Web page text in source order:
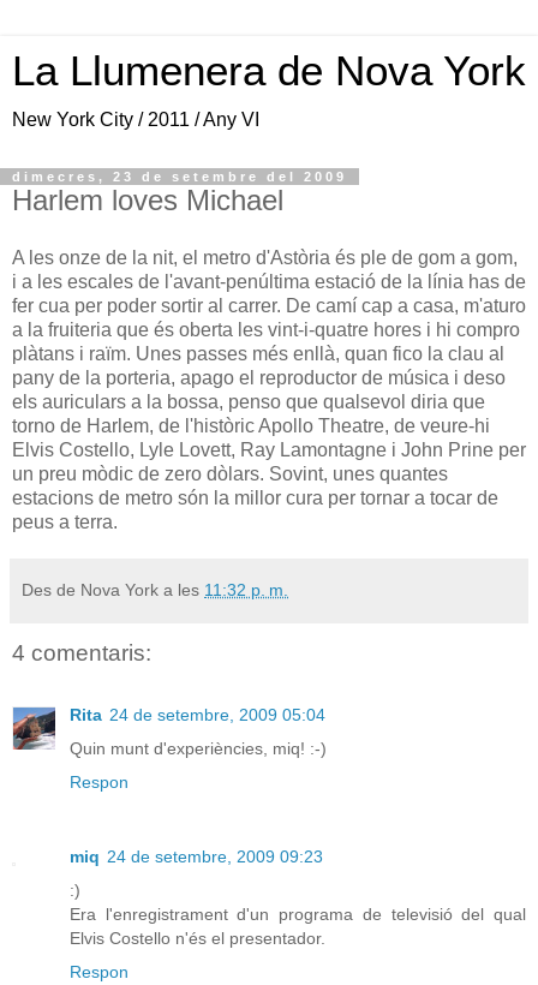
La Llumenera de Nova York
New York City / 2011 / Any VI
dimecres, 23 de setembre del 2009
Harlem loves Michael
A les onze de la nit, el metro d'Astòria és ple de gom a gom,
i a les escales de l'avant-penúltima estació de la línia has de
fer cua per poder sortir al carrer. De camí cap a casa, m'aturo
a la fruiteria que és oberta les vint-i-quatre hores i hi compro
plàtans i raïm. Unes passes més enllà, quan fico la clau al
pany de la porteria, apago el reproductor de música i deso
els auriculars a la bossa, penso que qualsevol diria que
torno de Harlem, de l'històric Apollo Theatre, de veure-hi
Elvis Costello, Lyle Lovett, Ray Lamontagne i John Prine per
un preu mòdic de zero dòlars. Sovint, unes quantes
estacions de metro són la millor cura per tornar a tocar de
peus a terra.
Des de Nova York a les 11:32 p. m.
4 comentaris:
Rita 24 de setembre, 2009 05:04
Quin munt d'experiències, miq! :-)
Respon
miq 24 de setembre, 2009 09:23
:)
Era l'enregistrament d'un programa de televisió del qual
Elvis Costello n'és el presentador.
Respon